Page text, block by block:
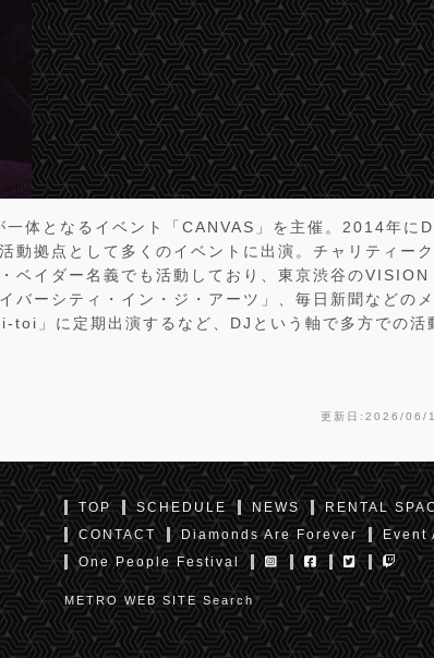
体となるイベント「CANVAS」を主催。2014年に
動拠点として多くのイベントに出演。チャリティーク
ベイダー名義でも活動しており、東京渋谷のVISION
バーシティ・イン・ジ・アーツ」、毎日新聞などのメ
toi」に定期出演するなど、DJという軸で多方での活
更新日:2026/06/
TOP SCHEDULE NEWS RENTAL
CONTACT
Diamonds Are Forever Event
One People Festival
METRO WEB SITE Search